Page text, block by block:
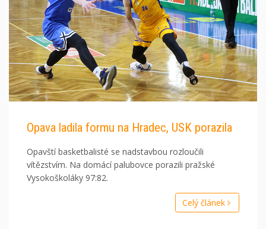
Opava ladila formu na Hradec, USK porazila
Opavští basketbalisté se nadstavbou rozloučili
vítězstvím. Na domácí palubovce porazili pražské
Vysokoškoláky 97:82.
Celý článek